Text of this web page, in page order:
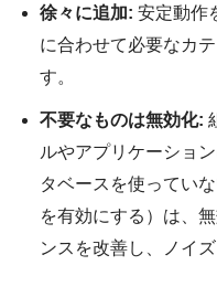
徐々に追加: 安定動作
に合わせて必要なカ
す。
不要なものは無効化:
ルやアプリケーショ
タベースを使ってい
を有効にする）は、
ンスを改善し、ノイ